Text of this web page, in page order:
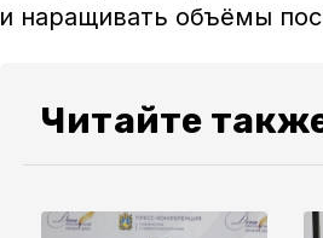
и наращивать объёмы
Читайте